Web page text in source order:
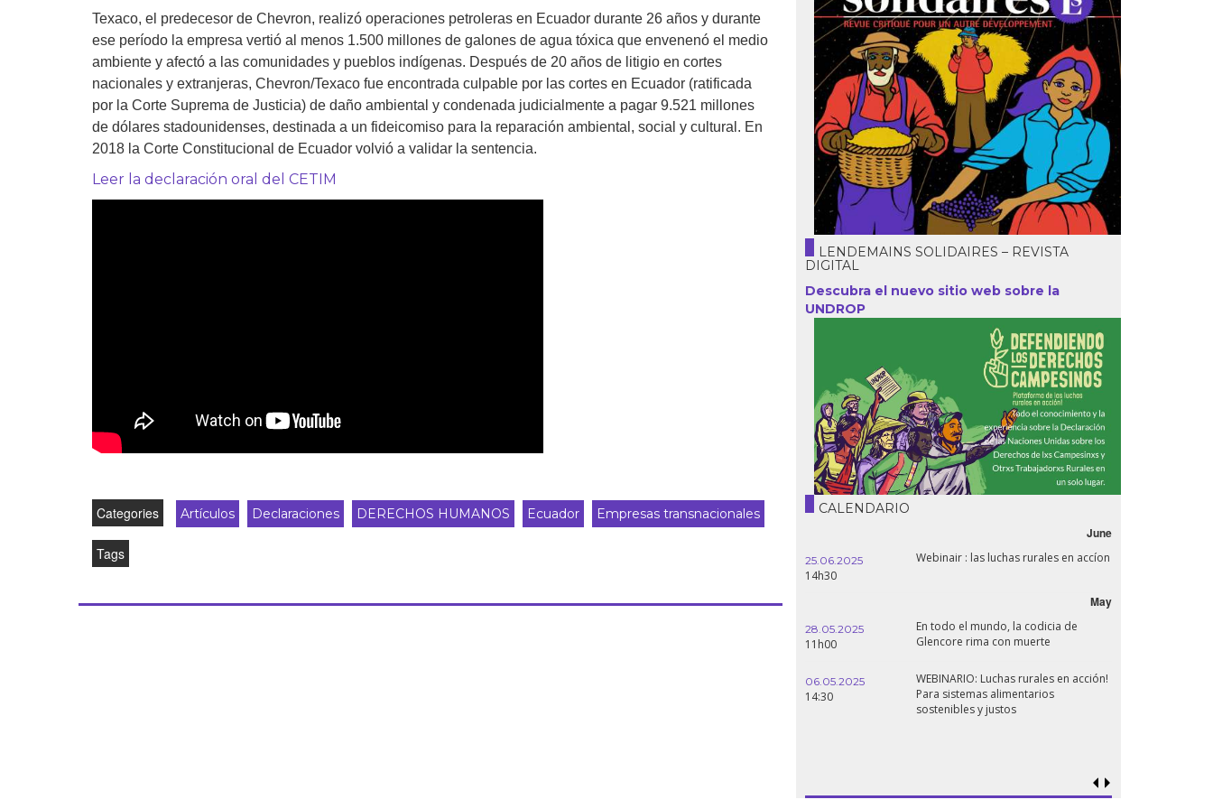
Derecho al
desarrollo
Por país Argentina
Bolivia
Brasil
Chile
Madagascar
Palestina
Declaraciones en la
ONU
Conferencias
Texaco, el predecesor de Chevron, realizó operaciones petroleras en Ecuador durante 26 años y durante
ese período la empresa vertió al menos 1.500 millones de galones de agua tóxica que envenenó el medio
ambiente y afectó a las comunidades y pueblos indígenas. Después de 20 años de litigio en cortes
nacionales y extranjeras, Chevron/Texaco fue encontrada culpable por las cortes en Ecuador (ratificada
por la Corte Suprema de Justicia) de daño ambiental y condenada judicialmente a pagar 9.521 millones
de dólares stadounidenses, destinada a un fideicomiso para la reparación ambiental, social y cultural. En
2018 la Corte Constitucional de Ecuador volvió a validar la sentencia.
Leer la declaración oral del CETIM
Categories Artículos Declaraciones DERECHOS HUMANOS Ecuador Empresas transnacionales
Tags
LENDEMAINS SOLIDAIRES – REVISTA
DIGITAL
Descubra el nuevo sitio web sobre la
UNDROP
CALENDARIO
June
25.06.2025
14h30
Webinair : las luchas rurales en accíon
May
28.05.2025
11h00
En todo el mundo, la codicia de
Glencore rima con muerte
06.05.2025
14:30
WEBINARIO: Luchas rurales en acción!
Para sistemas alimentarios
sostenibles y justos